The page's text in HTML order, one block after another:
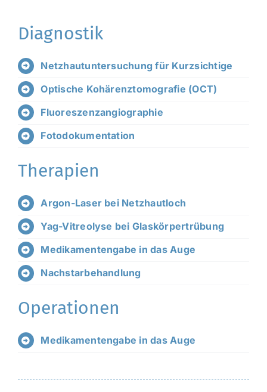
Diagnostik
Netzhautuntersuchung für Kurzsichtige
Optische Kohärenztomografie (OCT)
Fluoreszenzangiographie
Fotodokumentation
Therapien
Argon-Laser bei Netzhautloch
Yag-Vitreolyse bei Glaskörpertrübung
Medikamentengabe in das Auge
Nachstarbehandlung
Operationen
Medikamentengabe in das Auge